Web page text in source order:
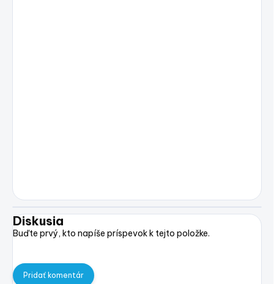
Diskusia
Buďte prvý, kto napíše príspevok k tejto položke.
Pridať komentár